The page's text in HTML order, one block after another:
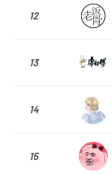
12
13
14
15